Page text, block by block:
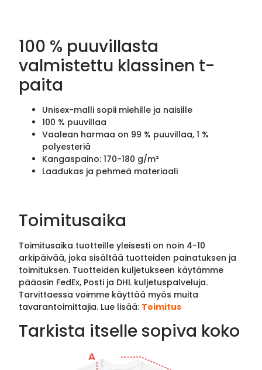
100 % puuvillasta
valmistettu klassinen t-
paita
Unisex-malli sopii miehille ja naisille
100 % puuvillaa
Vaalean harmaa on 99 % puuvillaa, 1 %
polyesteriä
Kangaspaino: 170-180 g/m²
Laadukas ja pehmeä materiaali
Toimitusaika
Toimitusaika tuotteille yleisesti on noin 4-10
arkipäivää, joka sisältää tuotteiden painatuksen ja
toimituksen. Tuotteiden kuljetukseen käytämme
pääosin FedEx, Posti ja DHL kuljetuspalveluja.
Tarvittaessa voimme käyttää myös muita
tavarantoimittajia. Lue lisää: Toimitus
Tarkista itselle sopiva koko